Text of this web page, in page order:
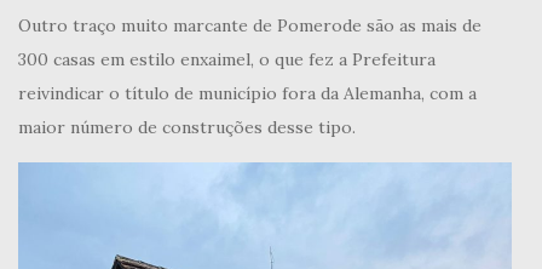
Outro traço muito marcante de Pomerode são as mais de
300 casas em estilo enxaimel, o que fez a Prefeitura
reivindicar o título de município fora da Alemanha, com a
maior número de construções desse tipo.